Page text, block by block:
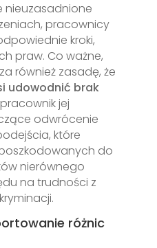
nieuzasadnione
pracownicy
kroki,
praw. Co ważne,
również zasadę, że
udowodnić brak
jej
odwrócenie
które
do
nierównego
na trudności z
różnic